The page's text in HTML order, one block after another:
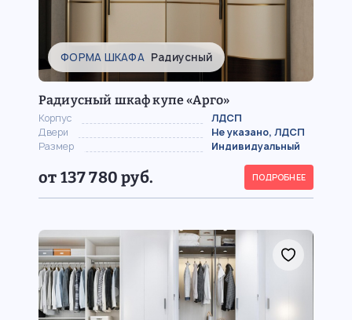
ФОРМА ШКАФА Радиусный
Радиусный шкаф купе «Арго»
Корпус
ЛДСП
Двери
Не указано, ЛДСП
Размер
Индивидуальный
от 137 780 руб. ПОДРОБНЕЕ